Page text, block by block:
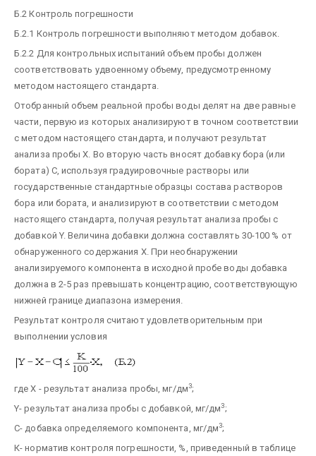
Б.2 Контроль погрешности
Б.2.1 Контроль погрешности выполняют методом добавок.
Б.2.2 Для контрольных испытаний объем пробы должен
соответствовать удвоенному объему, предусмотренному
методом настоящего стандарта.
Отобранный объем реальной пробы воды делят на две равные
части, первую из которых анализируют в точном соответствии
с методом настоящего стандарта, и получают результат
анализа пробы X. Во вторую часть вносят добавку бора (или
бората) С, используя градуировочные растворы или
государственные стандартные образцы состава растворов
бора или бората, и анализируют в соответствии с методом
настоящего стандарта, получая результат анализа пробы с
добавкой Y. Величина добавки должна составлять 30-100 % от
обнаруженного содержания X. При необнаружении
анализируемого компонента в исходной пробе воды добавка
должна в 2-5 раз превышать концентрацию, соответствующую
нижней границе диапазона измерения.
Результат контроля считают удовлетворительным при
выполнении условия
где X - результат анализа пробы, мг/дм3;
Y- результат анализа пробы с добавкой, мг/дм3;
С- добавка определяемого компонента, мг/дм3;
К- норматив контроля погрешности, %, приведенный в таблице